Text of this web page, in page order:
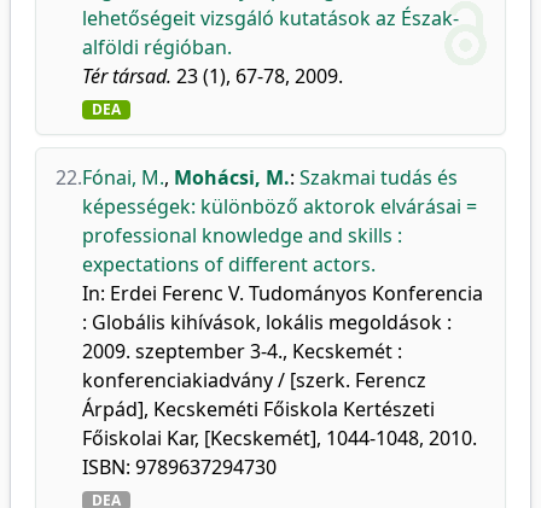
lehetőségeit vizsgáló kutatások az Észak-
alföldi régióban.
Tér társad. 23 (1), 67-78, 2009.
DEA
22.Fónai, M., Mohácsi, M.: Szakmai tudás és
képességek: különböző aktorok elvárásai =
professional knowledge and skills :
expectations of different actors.
In: Erdei Ferenc V. Tudományos Konferencia
: Globális kihívások, lokális megoldások :
2009. szeptember 3-4., Kecskemét :
konferenciakiadvány / [szerk. Ferencz
Árpád], Kecskeméti Főiskola Kertészeti
Főiskolai Kar, [Kecskemét], 1044-1048, 2010.
ISBN: 9789637294730
DEA